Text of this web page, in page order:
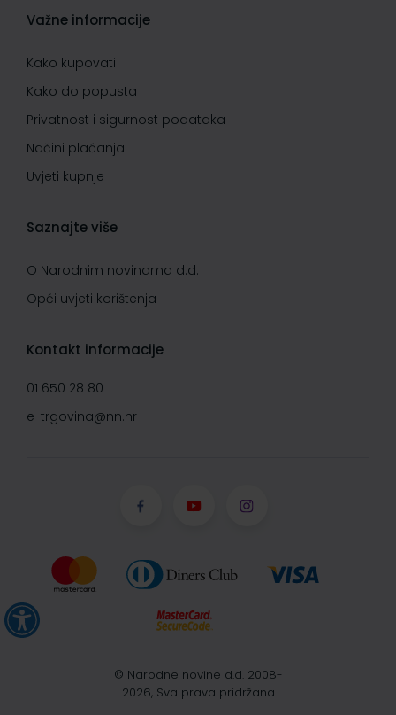
Važne informacije
Kako kupovati
Kako do popusta
Privatnost i sigurnost podataka
Načini plaćanja
Uvjeti kupnje
Saznajte više
O Narodnim novinama d.d.
Opći uvjeti korištenja
Kontakt informacije
01 650 28 80
e-trgovina@nn.hr
© Narodne novine d.d. 2008-
2026, Sva prava pridržana